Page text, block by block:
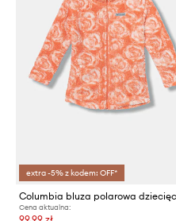
extra -5% z kodem: OFF*
Cena aktualna: